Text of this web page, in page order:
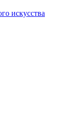
искусства